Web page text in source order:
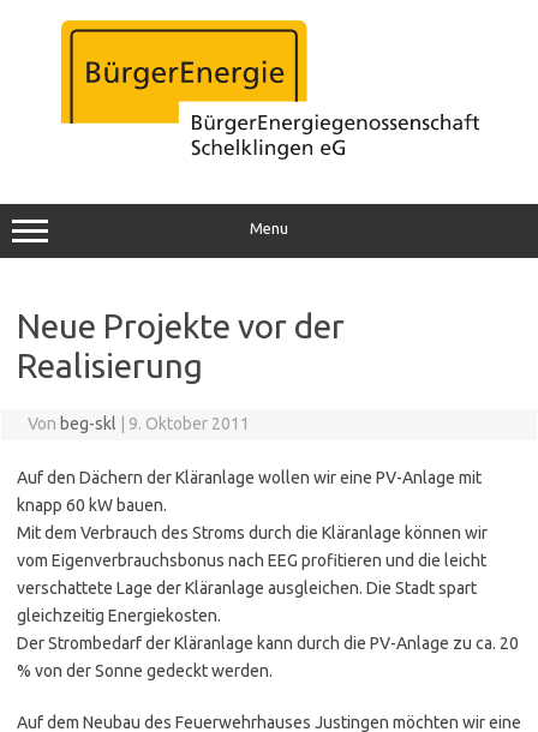
Menu
Neue Projekte vor der
Realisierung
Von beg-skl 9. Oktober 2011
Auf den Dächern der Kläranlage wollen wir eine PV-Anlage mit
knapp 60 kW bauen.
Mit dem Verbrauch des Stroms durch die Kläranlage können wir
vom Eigenverbrauchsbonus nach EEG profitieren und die leicht
verschattete Lage der Kläranlage ausgleichen. Die Stadt spart
gleichzeitig Energiekosten.
Der Strombedarf der Kläranlage kann durch die PV-Anlage zu ca. 20
% von der Sonne gedeckt werden.
Auf dem Neubau des Feuerwehrhauses Justingen möchten wir eine